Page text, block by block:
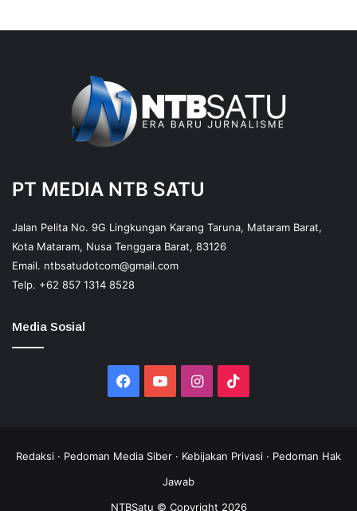
PT MEDIA NTB SATU
Jalan Pelita No. 9G Lingkungan Karang Taruna, Mataram Barat,
Kota Mataram, Nusa Tenggara Barat, 83126
Email. ntbsatudotcom@gmail.com
Telp. +62 857 1314 8528
Media Sosial
Facebook
YouTubeInstagram
Redaksi · Pedoman Media Siber · Kebijakan Privasi · Pedoman Hak
Jawab
NTBSatu © Copyright 2026